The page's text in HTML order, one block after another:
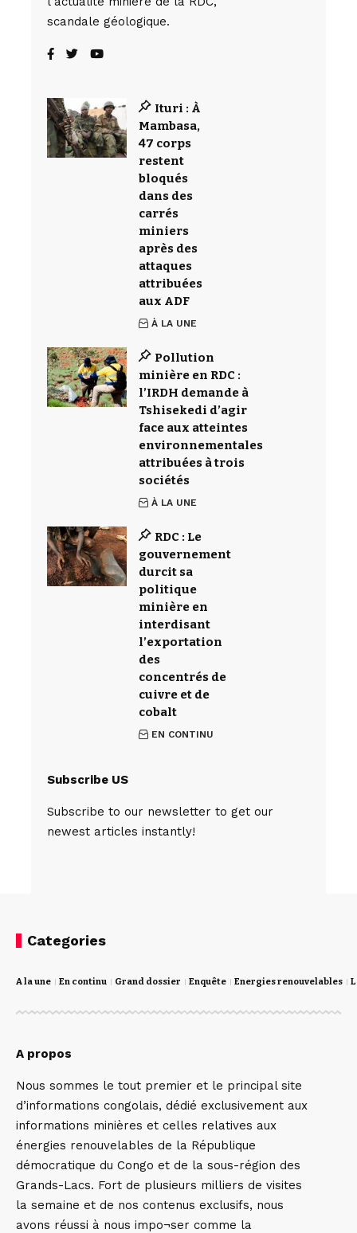
scandale géologique.
Ituri : À
Mambasa,
47 corps
restent
bloqués
dans des
carrés
miniers
après des
attaques
attribuées
aux ADF
À LA UNE
Pollution
minière en RDC :
l’IRDH demande à
Tshisekedi d’agir
face aux atteintes
environnementales
attribuées à trois
sociétés
À LA UNE
RDC : Le
gouvernement
durcit sa
politique
minière en
interdisant
l’exportation
des
concentrés de
cuivre et de
cobalt
EN CONTINU
Subscribe US
Subscribe to our newsletter to get our
newest articles instantly!
Categories
A la une En continu Grand dossier Enquête Energies renouvelables
A propos
Nous sommes le tout premier et le principal site
d’informations congolais, dédié exclusivement aux
informations minières et celles relatives aux
énergies renouvelables de la République
démocratique du Congo et de la sous-région des
Grands-Lacs. Fort de plusieurs milliers de visites
la semaine et de nos contenus exclusifs, nous
avons réussi à nous impo¬ser comme la